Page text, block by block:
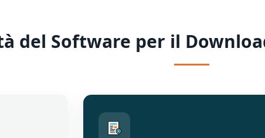
del Software per il